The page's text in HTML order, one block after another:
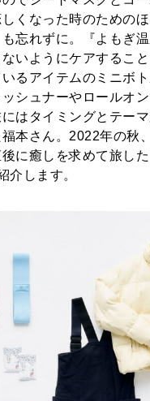
くなった時のための
忘れずに。『よもぎ温
いようにケアするこ
るアイテムのミニボト
シュナーやロールオ
はタイミングとテー
本さん。2022年の秋
に癒しを求めて旅し
介します。